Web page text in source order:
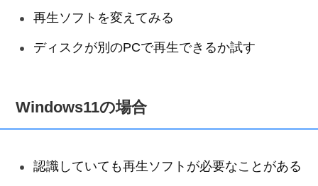
再生ソフトを変えてみる
ディスクが別のPCで再生できるか試す
Windows11の場合
認識していても再生ソフトが必要なことがある